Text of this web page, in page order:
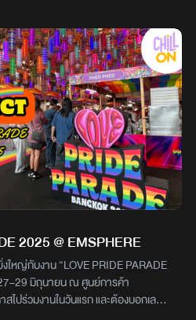
าน “ทรงเวียด” ร้านสตรีตฟู้ดเวียดนามที่
ข้ามาปุ๊บคือเหมือนวาร์ปไปฮานอย!
ที่ลองวันนี้คือ เกี๊ยวนึ่ง
ยดนาม บอกเลยว่า...อร่อยเกินคาด!
นตำรับ กินรองท้องเบาๆ แต่ใจอยาก
โอกาส แอดกลับมาซ้ำแน่นอน! วันนี้
ที่ร้าน Matchamaru ร้านชาสุดฮิตของ
มีมัทฉะให้เลือกเพียบ! วันนี้แอดจัด Pure
เลยว่าหอม เข้มข้น แต่ดื่มง่าย สดชื่น
ไวบ์วินเทจที่สายแต่งห้องต้องเลิฟ! ของ
ยันของจุกจิกน่ารักๆ แถมเจ้าของร้าน
ยรูปเล่นก็ยังได้ บอกเลยว่าแค่เดินดูของ
ร้านโกโก้พรีเมียมที่ไม่ใช่แค่รสชาติดี
นๆ ถึงความต่างของโกโก้แต่ละสาย
ด...แต่มันพรีเมียมจริงคุณพี่! สาย
2025 @ EMSPHERE
หญ่กับงาน “LOVE PRIDE PARADE
มิถุนายน ณ ศูนย์การค้า